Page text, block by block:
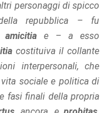
personaggi di spicco
repubblica – fu
amicitia e – a esso
costituiva il collante
interpersonali, che
sociale e politica di
fasi finali della propria